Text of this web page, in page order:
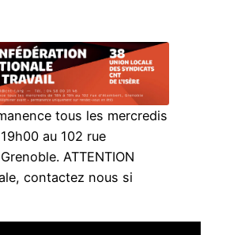
tous les mercredis
au 102 rue
ATTENTION
contactez nous si